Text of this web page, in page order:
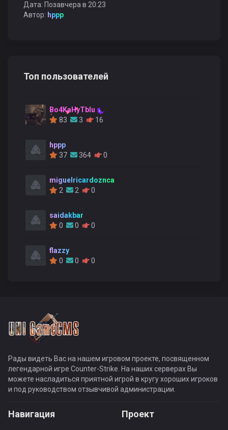
Дата: Позавчера в 20:23
Автор: hppp
Топ пользователей
Bo4KaHyTblu
83
3 16
hppp
37
364 0
miguelricardoznca
2
2 0
saidakbar
0
0 0
flazzy
0
0 0
Рады видеть Вас на нашем игровом проекте, посвященном
легендарной игре Counter-Strike. На наших серверах Вы
можете насладиться приятной игрой в кругу хороших игроков
и под руководством отзывчивой администрации.
Навигация Проект